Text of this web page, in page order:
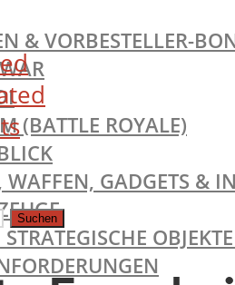
& VORBESTELLER-
(BATTLE ROYALE)
WAFFEN, GADGETS &